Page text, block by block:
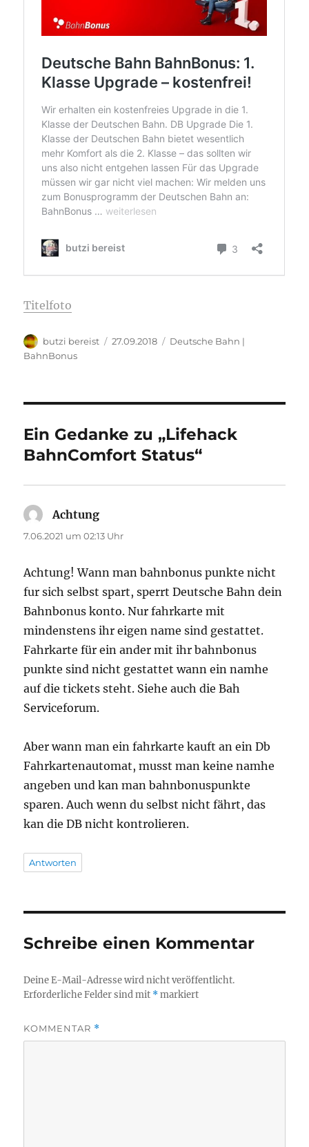
Titelfoto
Autor
butzi bereist
Veröffentlicht
27.09.2018 Kategorien
Deutsche Bahn |
BahnBonus
Ein Gedanke zu „Lifehack
BahnComfort Status“
Achtung
7.06.2021 um 02:13 Uhr
Achtung! Wann man bahnbonus punkte nicht
fur sich selbst spart, sperrt Deutsche Bahn dein
Bahnbonus konto. Nur fahrkarte mit
mindenstens ihr eigen name sind gestattet.
Fahrkarte für ein ander mit ihr bahnbonus
punkte sind nicht gestattet wann ein namhe
auf die tickets steht. Siehe auch die Bah
Serviceforum.
Aber wann man ein fahrkarte kauft an ein Db
Fahrkartenautomat, musst man keine namhe
angeben und kan man bahnbonuspunkte
sparen. Auch wenn du selbst nicht fährt, das
kan die DB nicht kontrolieren.
Antworten
Schreibe einen Kommentar
Deine E-Mail-Adresse wird nicht veröffentlicht.
Erforderliche Felder sind mit *markiert
KOMMENTAR *